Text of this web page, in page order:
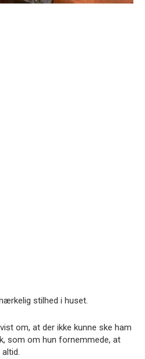
stilhed i huset.
om, at der ikke kunne ske ham
som om hun fornemmede, at